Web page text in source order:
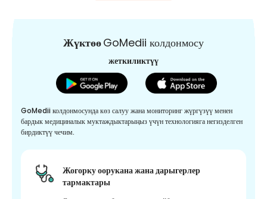
ЖүктөөGoMedii колдонмосу
жеткиликтүү
GoMedii колдонмосунда көз салуу жана мониторинг жүргүзүү менен
бардык медициналык муктаждыктарыңыз үчүн технологияга негизделген
бирдиктүү чечим.
Жогорку оорукана жана дарыгерлер
тармактары